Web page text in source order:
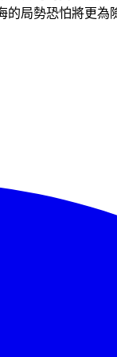
局勢恐怕將更為